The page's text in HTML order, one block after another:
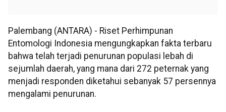
Palembang (ANTARA) - Riset Perhimpunan
Entomologi Indonesia mengungkapkan fakta terbaru
bahwa telah terjadi penurunan populasi lebah di
sejumlah daerah, yang mana dari 272 peternak yang
menjadi responden diketahui sebanyak 57 persennya
mengalami penurunan.